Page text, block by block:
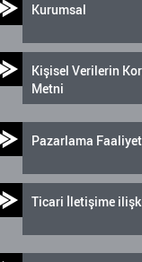
Kurumsal
Kişisel Verilerin
Metni
Pazarlama
Ticari İletişime